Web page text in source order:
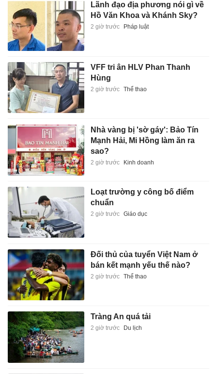
Lãnh đạo địa phương nói gì về
Hồ Văn Khoa và Khánh Sky?
2 giờ trước Pháp luật
VFF tri ân HLV Phan Thanh
Hùng
2 giờ trước Thể thao
Nhà vàng bị 'sờ gáy': Bảo Tín
Mạnh Hải, Mi Hồng làm ăn ra
sao?
2 giờ trước Kinh doanh
Loạt trường y công bố điểm
chuẩn
2 giờ trước Giáo dục
Đối thủ của tuyển Việt Nam ở
bán kết mạnh yếu thế nào?
2 giờ trước Thể thao
Tràng An quá tải
2 giờ trước Du lịch